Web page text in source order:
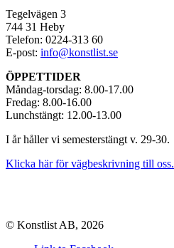
Tegelvägen 3
744 31 Heby
Telefon: 0224-313 60
E-post: info@konstlist.se
ÖPPETTIDER
Måndag-torsdag: 8.00-17.00
Fredag: 8.00-16.00
Lunchstängt: 12.00-13.00
I år håller vi semesterstängt v. 29-30.
Klicka här för vägbeskrivning till oss.
© Konstlist AB, 2026